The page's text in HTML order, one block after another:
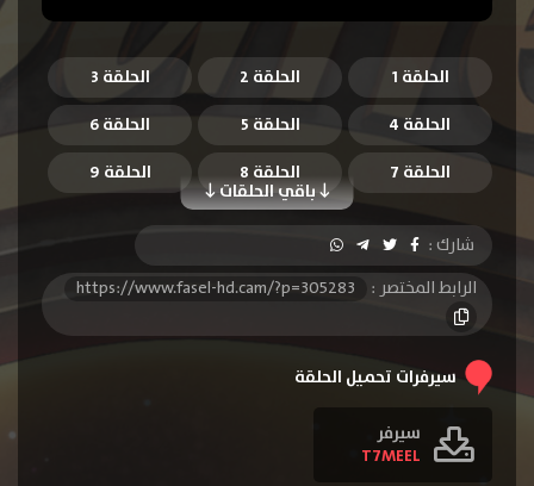
الحلقة 1 الحلقة 2
الحلقة 3
الحلقة 4
الحلقة 5 الحلقة 6
باقي الحلقات
الحلقة 7 الحلقة 8
الحلقة 9
الحلقة 10
الحلقة 11
الحلقة 12
الحلقة 13
شارك :
الرابط المختصر :
https://www.fasel-hd.cam/?p=305283
سيرفرات تحميل الحلقة
سيرفر
T7MEEL